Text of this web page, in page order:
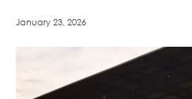
January 23, 2026